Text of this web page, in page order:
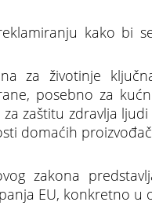
kako bi
za životinje
posebno za
zaštitu zdravlja ljudi
domaćih
zakona
EU, konkretno u